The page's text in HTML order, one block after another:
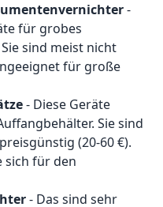
-
für grobes
sind meist nicht
für große
- Diese Geräte
Sie sind
(20-60 €).
sich für den
- Das sind sehr